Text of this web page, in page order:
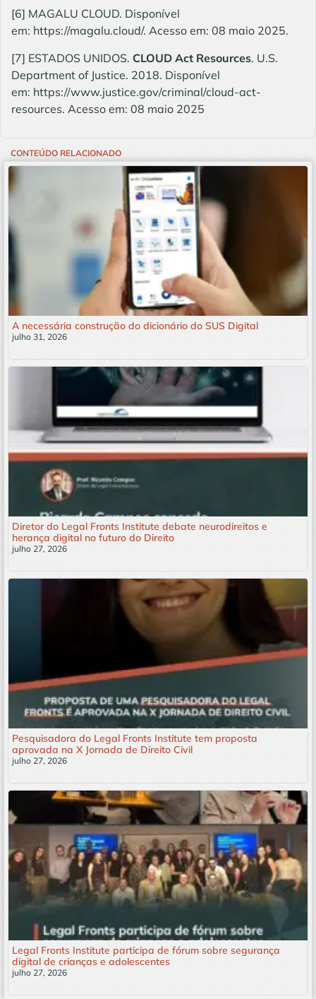
[6] MAGALU CLOUD. Disponível
em: https://magalu.cloud/. Acesso em: 08 maio 2025.
[7] ESTADOS UNIDOS. CLOUD Act Resources. U.S.
Department of Justice. 2018. Disponível
em: https://www.justice.gov/criminal/cloud-act-
resources. Acesso em: 08 maio 2025
CONTEÚDO RELACIONADO
A necessária construção do dicionário do SUS Digital
julho 31, 2026
Diretor do Legal Fronts Institute debate neurodireitos e
herança digital no futuro do Direito
julho 27, 2026
Pesquisadora do Legal Fronts Institute tem proposta
aprovada na X Jornada de Direito Civil
julho 27, 2026
Legal Fronts Institute participa de fórum sobre segurança
digital de crianças e adolescentes
julho 27, 2026